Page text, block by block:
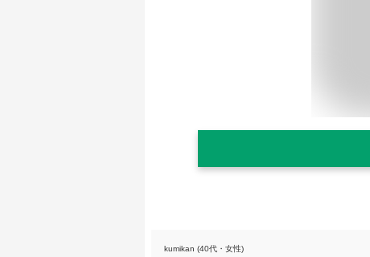
kumikan (40代・女性)